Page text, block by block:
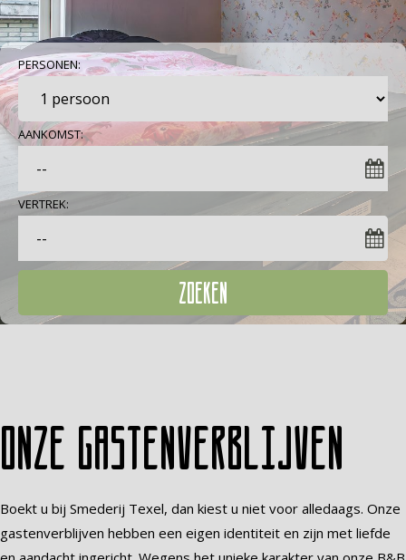
PERSONEN:
AANKOMST:
VERTREK:
ZOEKEN
Onze gastenverblijven
Boekt u bij Smederij Texel, dan kiest u niet voor alledaags. Onze
gastenverblijven hebben een eigen identiteit en zijn met liefde